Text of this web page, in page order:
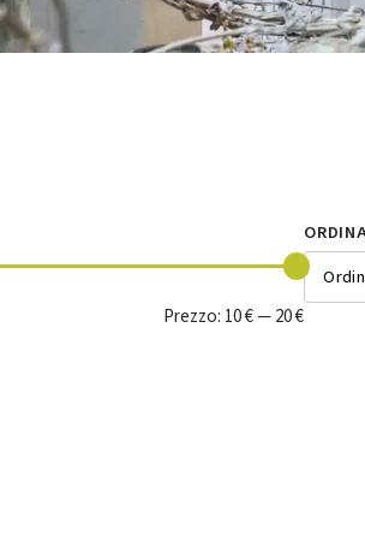
Prezzo: 10 €—20 €